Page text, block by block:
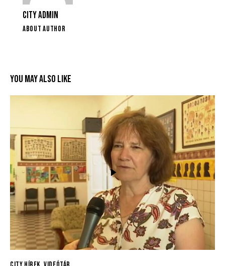
CITY ADMIN
ABOUT AUTHOR
YOU MAY ALSO LIKE